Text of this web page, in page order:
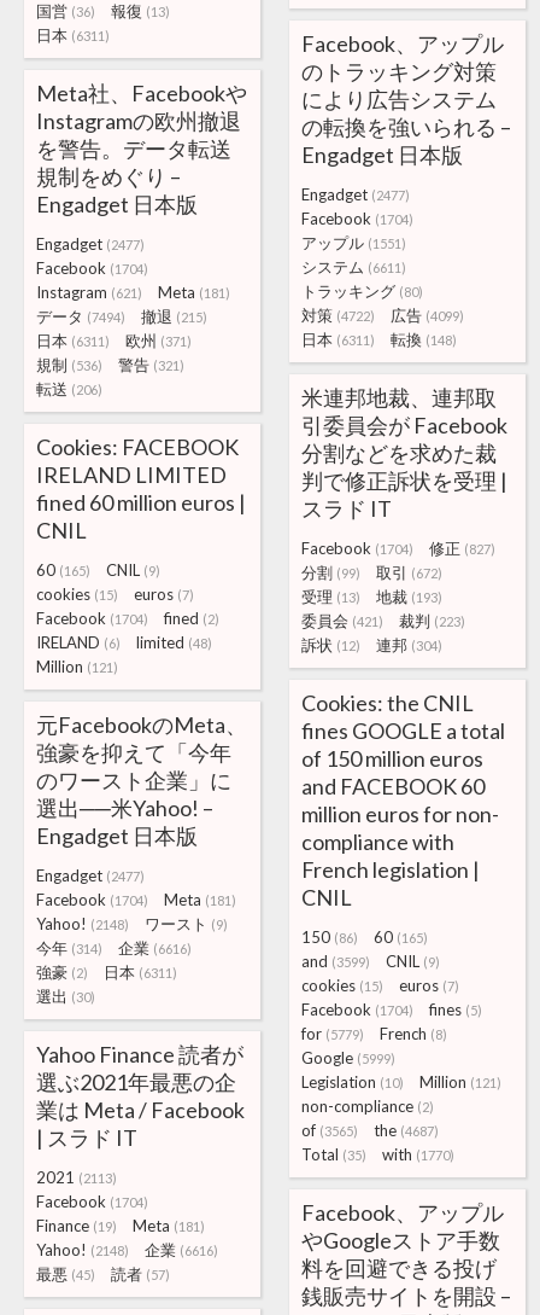
国営 (36) 報復 (13)
日本 (6311)
Facebook、アップル
のトラッキング対策
により広告システム
の転換を強いられる –
Engadget 日本版
Engadget (2477)
Facebook (1704)
アップル (1551)
システム (6611)
トラッキング (80)
対策 (4722) 広告 (4099)
日本 (6311) 転換 (148)
Meta社、Facebookや
Instagramの欧州撤退
を警告。データ転送
規制をめぐり –
Engadget 日本版
Engadget (2477)
Facebook (1704)
Instagram (621) Meta (181)
データ (7494) 撤退 (215)
日本 (6311) 欧州 (371)
規制 (536) 警告 (321)
転送 (206)
米連邦地裁、連邦取
引委員会が Facebook
分割などを求めた裁
判で修正訴状を受理 |
スラド IT
Facebook (1704) 修正 (827)
分割 (99) 取引 (672)
受理 (13) 地裁 (193)
委員会 (421) 裁判 (223)
訴状 (12) 連邦 (304)
Cookies: FACEBOOK
IRELAND LIMITED
fined 60 million euros |
CNIL
60 (165) CNIL (9)
cookies (15) euros (7)
Facebook (1704) fined (2)
IRELAND (6) limited (48)
Million (121)
Cookies: the CNIL
fines GOOGLE a total
of 150 million euros
and FACEBOOK 60
million euros for non-
compliance with
French legislation |
CNIL
150 (86) 60 (165)
and (3599) CNIL (9)
cookies (15) euros (7)
Facebook (1704) fines (5)
for (5779) French (8)
Google (5999)
Legislation (10) Million (121)
non-compliance (2)
of (3565) the (4687)
Total (35) with (1770)
元FacebookのMeta、
強豪を抑えて「今年
のワースト企業」に
選出──米Yahoo! –
Engadget 日本版
Engadget (2477)
Facebook (1704) Meta (181)
Yahoo! (2148) ワースト (9)
今年 (314) 企業 (6616)
強豪 (2) 日本 (6311)
選出 (30)
Yahoo Finance 読者が
選ぶ2021年最悪の企
業は Meta / Facebook
| スラド IT
2021 (2113)
Facebook (1704)
Finance (19) Meta (181)
Yahoo! (2148) 企業 (6616)
最悪 (45) 読者 (57)
Facebook、アップル
やGoogleストア手数
料を回避できる投げ
銭販売サイトを開設 –